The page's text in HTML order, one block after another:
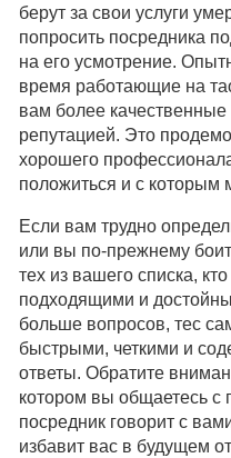
берут за свои услуги
попросить посредника
на его усмотрение.
время работающие на
вам более
репутацией. Это
хорошего
положиться и с которым
Если вам трудно
или вы по-прежнему
тех из вашего списка,
подходящими и
больше вопросов, тес
быстрыми, четкими и
ответы. Обратите
котором вы общаетесь с
посредник говорит с
избавит вас в будущем